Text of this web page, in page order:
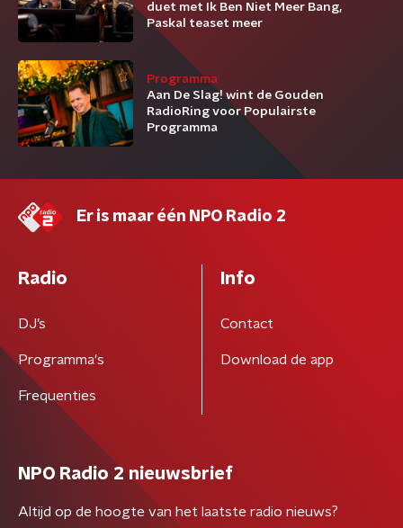
duet met Ik Ben Niet Meer Bang,
Paskal teaset meer
Programma
Aan De Slag! wint de Gouden
RadioRing voor Populairste
Programma
Er is maar één NPO Radio 2
Radio
DJ’s
Programma's
Frequenties
Info
Contact
Download de app
NPO Radio 2 nieuwsbrief
Altijd op de hoogte van het laatste radio nieuws?